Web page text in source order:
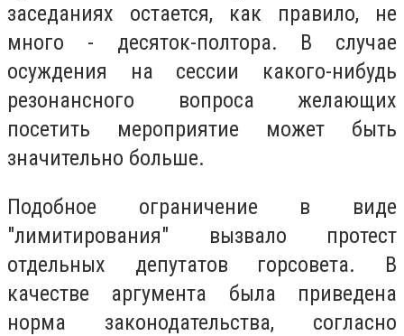
заседаниях остается, как правило, не
много - десяток-полтора. В случае
осуждения на сессии какого-нибудь
резонансного вопроса желающих
посетить мероприятие может быть
значительно больше.
Подобное ограничение в виде
"лимитирования" вызвало протест
отдельных депутатов горсовета. В
качестве аргумента была приведена
норма законодательства, согласно